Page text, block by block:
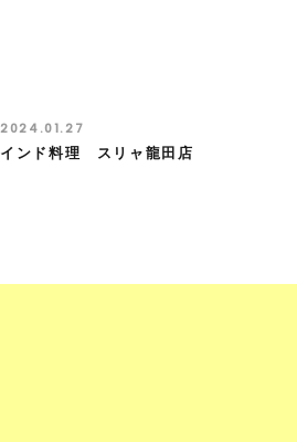
2024.01.27
インド料理 スリャ龍田店